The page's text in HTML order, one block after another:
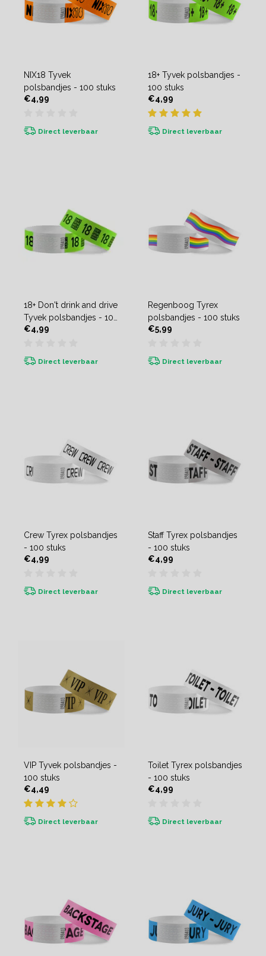
NIX18 Tyvek
polsbandjes - 100 stuks
€4,99
Direct leverbaar
18+ Tyvek polsbandjes -
100 stuks
€4,99
Direct leverbaar
18+ Don't drink and drive
Tyvek polsbandjes - 100
stuks
€4,99
Direct leverbaar
Regenboog Tyrex
polsbandjes - 100 stuks
€5,99
Direct leverbaar
Crew Tyrex polsbandjes
- 100 stuks
€4,99
Direct leverbaar
Staff Tyrex polsbandjes
- 100 stuks
€4,99
Direct leverbaar
VIP Tyvek polsbandjes -
100 stuks
€4,49
Direct leverbaar
Toilet Tyrex polsbandjes
- 100 stuks
€4,99
Direct leverbaar